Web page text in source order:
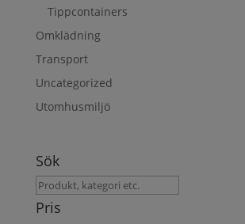
Tippcontainers
Omklädning
Transport
Uncategorized
Utomhusmiljö
Sök
Sök
produkt
Pris